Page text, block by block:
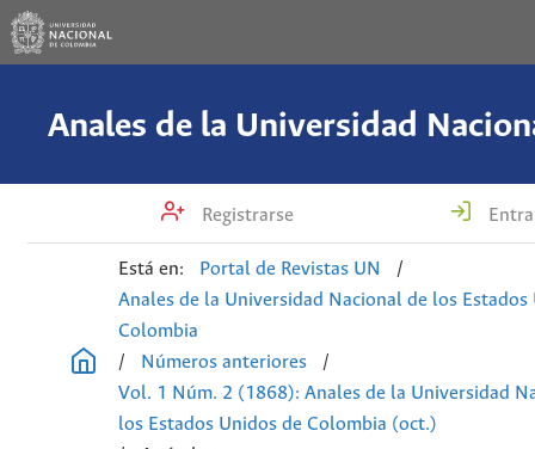
Registrarse
Está en: Portal de Revistas UN
/
Anales de la Universidad Nacional de los Estados
Colombia
/
Números anteriores
/
Vol. 1 Núm. 2 (1868): Anales de la Universidad
los Estados Unidos de Colombia (oct.)